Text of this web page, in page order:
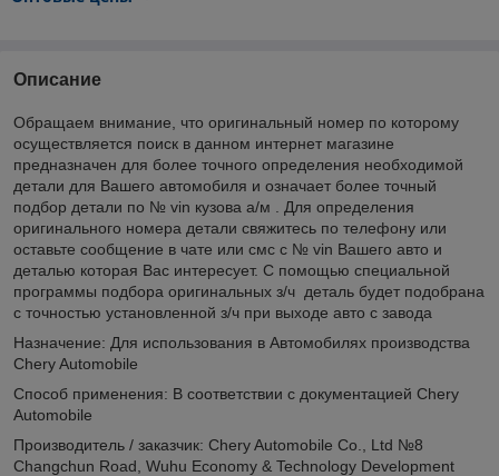
Описание
Обращаем внимание, что оригинальный номер по которому
осуществляется поиск в данном интернет магазине
предназначен для более точного определения необходимой
детали для Вашего автомобиля и означает более точный
подбор детали по № vin кузова а/м . Для определения
оригинального номера детали свяжитесь по телефону или
оставьте сообщение в чате или смс с № vin Вашего авто и
деталью которая Вас интересует. С помощью специальной
программы подбора оригинальных з/ч деталь будет подобрана
с точностью установленной з/ч при выходе авто с завода
Назначение: Для использования в Автомобилях производства
Chery Automobile
Способ применения: В соответствии с документацией Chery
Automobile
Производитель / заказчик: Chery Automobile Co., Ltd №8
Changchun Road, Wuhu Economy & Technology Development